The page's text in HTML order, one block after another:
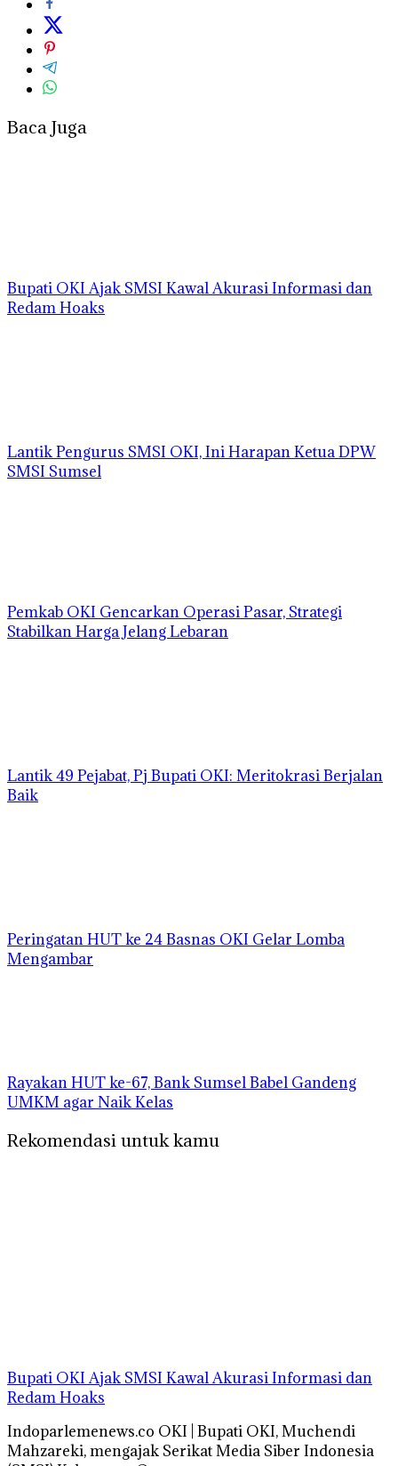
Baca Juga
Bupati OKI Ajak SMSI Kawal Akurasi Informasi dan
Redam Hoaks
Lantik Pengurus SMSI OKI, Ini Harapan Ketua DPW
SMSI Sumsel
Pemkab OKI Gencarkan Operasi Pasar, Strategi
Stabilkan Harga Jelang Lebaran
Lantik 49 Pejabat, Pj Bupati OKI: Meritokrasi Berjalan
Baik
Peringatan HUT ke 24 Basnas OKI Gelar Lomba
Mengambar
Rayakan HUT ke-67, Bank Sumsel Babel Gandeng
UMKM agar Naik Kelas
Rekomendasi untuk kamu
Bupati OKI Ajak SMSI Kawal Akurasi Informasi dan
Redam Hoaks
Indoparlemenews.co OKI | Bupati OKI, Muchendi
Mahzareki, mengajak Serikat Media Siber Indonesia